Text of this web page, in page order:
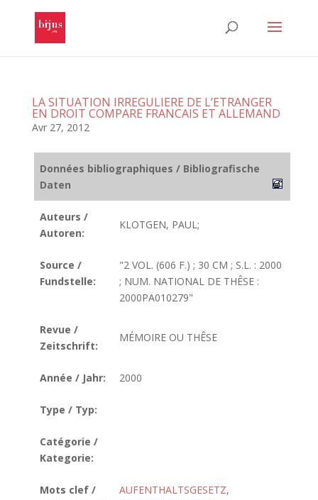
LA SITUATION IRREGULIERE DE L’ETRANGER
EN DROIT COMPARE FRANCAIS ET ALLEMAND
Avr 27, 2012
Données bibliographiques / Bibliografische
Daten
Auteurs /
Autoren:
KLOTGEN, PAUL;
Source /
Fundstelle:
"2 VOL. (606 F.) ; 30 CM ; S.L. : 2000
; NUM. NATIONAL DE THÊSE :
2000PA010279"
Revue /
Zeitschrift:
MÉMOIRE OU THÊSE
Année / Jahr: 2000
Type / Typ:
Catégorie /
Kategorie:
Mots clef /
AUFENTHALTSGESETZ,